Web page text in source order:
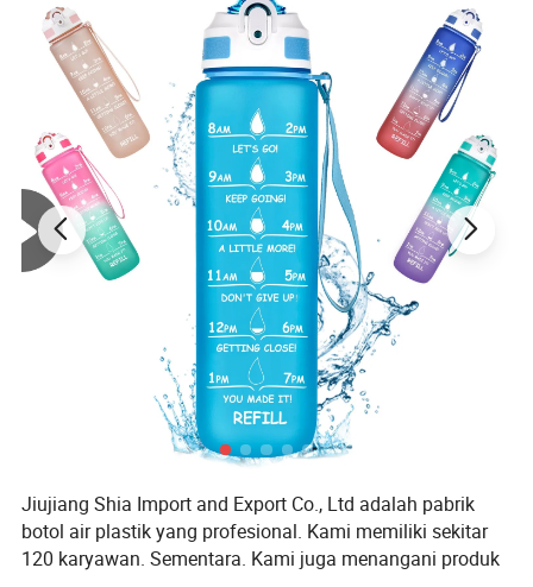
Jiujiang Shia Import and Export Co., Ltd adalah pabrik
botol air plastik yang profesional. Kami memiliki sekitar
120 karyawan. Sementara. Kami juga menangani produk